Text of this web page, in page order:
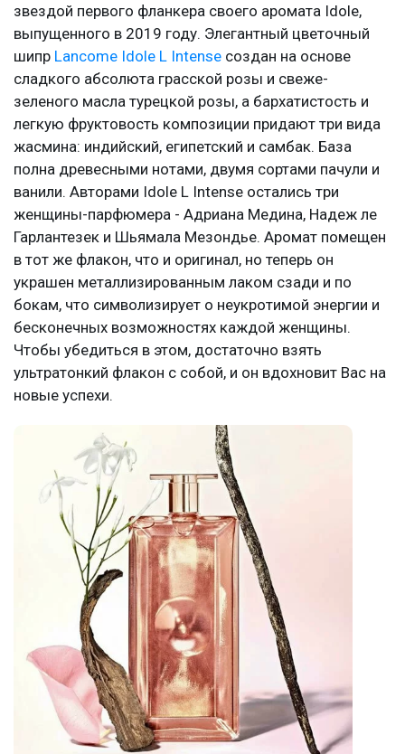
звездой первого фланкера своего аромата Idole,
выпущенного в 2019 году. Элегантный цветочный
шипр Lancome Idole L Intense создан на основе
сладкого абсолюта грасской розы и свеже-
зеленого масла турецкой розы, а бархатистость и
легкую фруктовость композиции придают три вида
жасмина: индийский, египетский и самбак. База
полна древесными нотами, двумя сортами пачули и
ванили. Авторами Idole L Intense остались три
женщины-парфюмера - Адриана Медина, Надеж ле
Гарлантезек и Шьямала Мезондье. Аромат помещен
в тот же флакон, что и оригинал, но теперь он
украшен металлизированным лаком сзади и по
бокам, что символизирует о неукротимой энергии и
бесконечных возможностях каждой женщины.
Чтобы убедиться в этом, достаточно взять
ультратонкий флакон с собой, и он вдохновит Вас на
новые успехи.